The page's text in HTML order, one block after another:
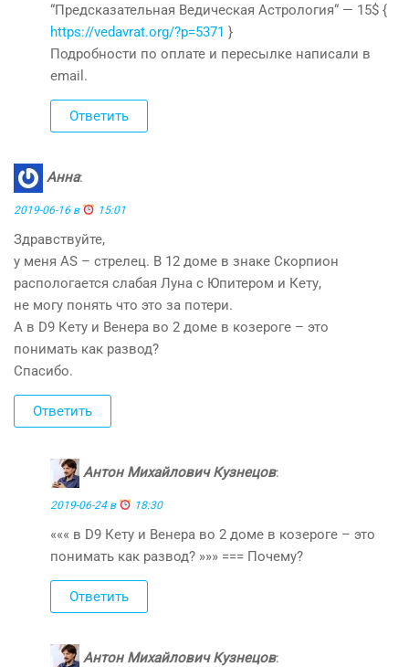
“Предсказательная Ведическая Астрология“ — 15$ {
https://vedavrat.org/?p=5371 }
Подробности по оплате и пересылке написали в
email.
Ответить
Анна:
2019-06-16 в 15:01
Здравствуйте,
у меня АS – стрелец. В 12 доме в знаке Скорпион
распологается слабая Луна с Юпитером и Кету,
не могу понять что это за потери.
А в D9 Кету и Венера во 2 доме в козероге – это
понимать как развод?
Спасибо.
Ответить
Антон Михайлович Кузнецов:
2019-06-24 в 18:30
««« в D9 Кету и Венера во 2 доме в козероге – это
понимать как развод? »»» === Почему?
Ответить
Антон Михайлович Кузнецов: